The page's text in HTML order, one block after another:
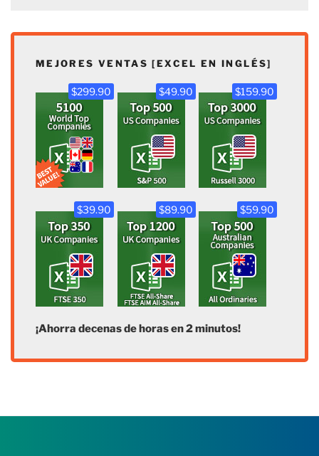
MEJORES VENTAS [EXCEL EN INGLÉS]
$299.90 $49.90 $159.90
$39.90 $89.90 $59.90
¡Ahorra decenas de horas en 2 minutos!